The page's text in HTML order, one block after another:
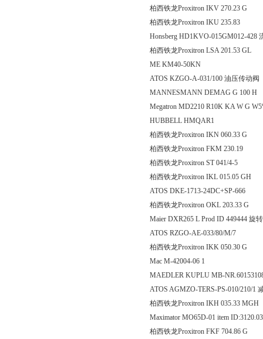
柏西铁龙Proxitron IKV
柏西铁龙Proxitron IKU
Honsberg HD1KVO-015GM012-428
柏西铁龙Proxitron LSA
ME KM40-50KN
ATOS KZGO-A-031/100 油压传动阀
MANNESMANN DEMAG G 100 H
Megatron MD2210 R10K KA W G
HUBBELL HMQAR1
柏西铁龙Proxitron IKN
柏西铁龙Proxitron FKM
柏西铁龙Proxitron ST 041/4-5
柏西铁龙Proxitron IKL
ATOS DKE-1713-24DC+SP-666
柏西铁龙Proxitron OKL
Maier DXR265 L Prod ID 449444 旋
ATOS RZGO-AE-033/80/M/7
柏西铁龙Proxitron IKK
Mac M-42004-06 1
MAEDLER KUPLU MB-
ATOS AGMZO-TERS-PS-010/210/1
柏西铁龙Proxitron IKH
Maximator MO65D-01 item
柏西铁龙Proxitron FKF